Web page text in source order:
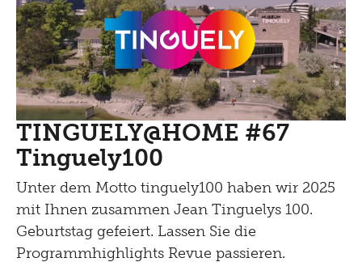
TINGUELY@HOME #67
Tinguely100
Unter dem Motto tinguely100 haben wir 2025
mit Ihnen zusammen Jean Tinguelys 100.
Geburtstag gefeiert. Lassen Sie die
Programmhighlights Revue passieren.